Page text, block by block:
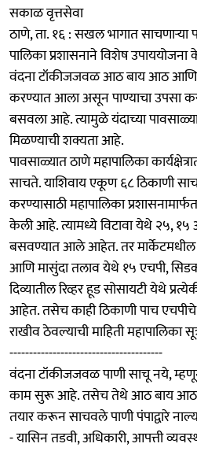
सकाळ वृत्तसेवा
ठाणे, ता. १६ : सखल भागात साचणाऱ्या
पालिका प्रशासनाने विशेष
वंदना टॉकीजजवळ आठ बाय आठ आणि
करण्यात आला असून पाण्याचा उपसा
बसवला आहे. त्यामुळे यंदाच्या
मिळण्याची शक्यता आहे.
पावसाळ्यात ठाणे महापालिका
साचते. याशिवाय एकूण ६८ ठिकाणी
करण्यासाठी महापालिका
केली आहे. त्यामध्ये विटावा येथे २५,
बसवण्यात आले आहेत. तर मार्केटमधील
आणि मासुंदा तलाव येथे १५ एचपी,
दिव्यातील रिव्हर हूड सोसायटी येथे
आहेत. तसेच काही ठिकाणी पाच
राखीव ठेवल्याची माहिती महापालिका
---------------------------------------
वंदना टॉकीजजवळ पाणी साचू नये,
काम सुरू आहे. तसेच तेथे आठ बाय आठ
तयार करून साचवले पाणी पंपाद्वारे
- यासिन तडवी, अधिकारी, आपत्ती